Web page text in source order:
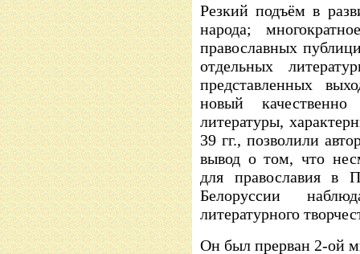
Резкий подъём в
народа;
православных
отдельных
представленных
новый
литературы,
39 гг., позволили
вывод о том, что
для православия в
Белоруссии
литературного
Он был прерван 2-ой